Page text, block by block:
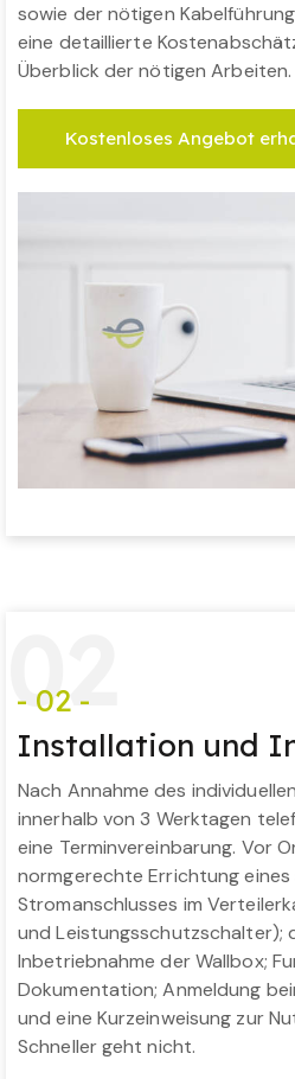
sowie der nötigen
eine detaillierte
Überblick der nötigen Arbeiten.
Kostenloses Angebot
02
- 02 -
Installation und
Nach Annahme des
innerhalb von 3 Werktagen
eine Terminvereinbarung. Vor
normgerechte Errichtung
Stromanschlusses im
und Leistungsschutzschalter);
Inbetriebnahme der Wallbox;
Dokumentation; Anmeldung
und eine Kurzeinweisung zur
Schneller geht nicht.